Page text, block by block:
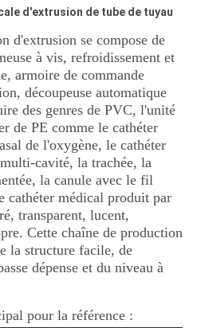
d'extrusion de tube de tuyau
d'extrusion se compose de
à vis, refroidissement et
armoire de commande
découpeuse automatique
des genres de PVC, l'unité
de PE comme le cathéter
de l'oxygène, le cathéter
cavité, la trachée, la
la canule avec le fil
cathéter médical produit par
transparent, lucent,
Cette chaîne de production
la structure facile, de
dépense et du niveau à
pour la référence :